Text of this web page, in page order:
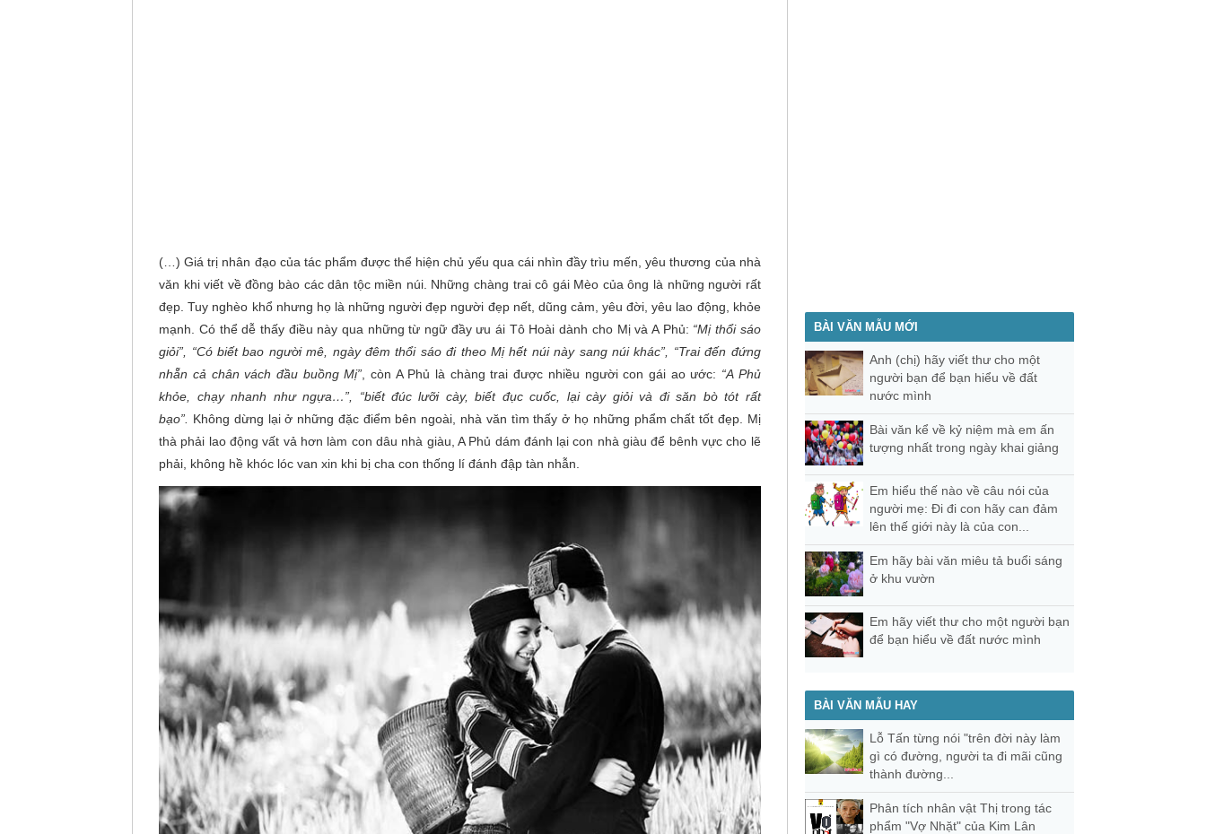
(…) Giá trị nhân đạo của tác phẩm được thể hiện chủ yếu qua cái nhìn đầy trìu mến, yêu thương của nhà
văn khi viết về đồng bào các dân tộc miền núi. Những chàng trai cô gái Mèo của ông là những người rất
đẹp. Tuy nghèo khổ nhưng họ là những người đẹp người đẹp nết, dũng cảm, yêu đời, yêu lao động, khỏe
mạnh. Có thể dễ thấy điều này qua những từ ngữ đầy ưu ái Tô Hoài dành cho Mị và A Phủ: “Mị thổi sáo
giỏi”, “Có biết bao người mê, ngày đêm thổi sáo đi theo Mị hết núi này sang núi khác”, “Trai đến đứng
nhẵn cả chân vách đầu buồng Mị” , còn A Phủ là chàng trai được nhiều người con gái ao ước: “A Phủ
khỏe, chạy nhanh như ngựa…”, “biết đúc lưỡi cày, biết đục cuốc, lại cày giỏi và đi săn bò tót rất
bạo”.
Không dừng lại ở những đặc điểm bên ngoài, nhà văn tìm thấy ở họ những phẩm chất tốt đẹp. Mị
thà phải lao động vất vả hơn làm con dâu nhà giàu, A Phủ dám đánh lại con nhà giàu để bênh vực cho lẽ
phải, không hề khóc lóc van xin khi bị cha con thống lí đánh đập tàn nhẫn.
BÀI VĂN MẪU MỚI
Anh (chị) hãy viết thư cho một
người bạn để bạn hiểu về đất
nước mình
Bài văn kể về kỷ niệm mà em ấn
tượng nhất trong ngày khai giảng
Em hiểu thế nào về câu nói của
người mẹ: Đi đi con hãy can đảm
lên thế giới này là của con...
Em hãy bài văn miêu tả buổi sáng
ở khu vườn
Em hãy viết thư cho một người bạn
để bạn hiểu về đất nước mình
BÀI VĂN MẪU HAY
Lỗ Tấn từng nói "trên đời này làm
gì có đường, người ta đi mãi cũng
thành đường...
Phân tích nhân vật Thị trong tác
phẩm "Vợ Nhặt" của Kim Lân